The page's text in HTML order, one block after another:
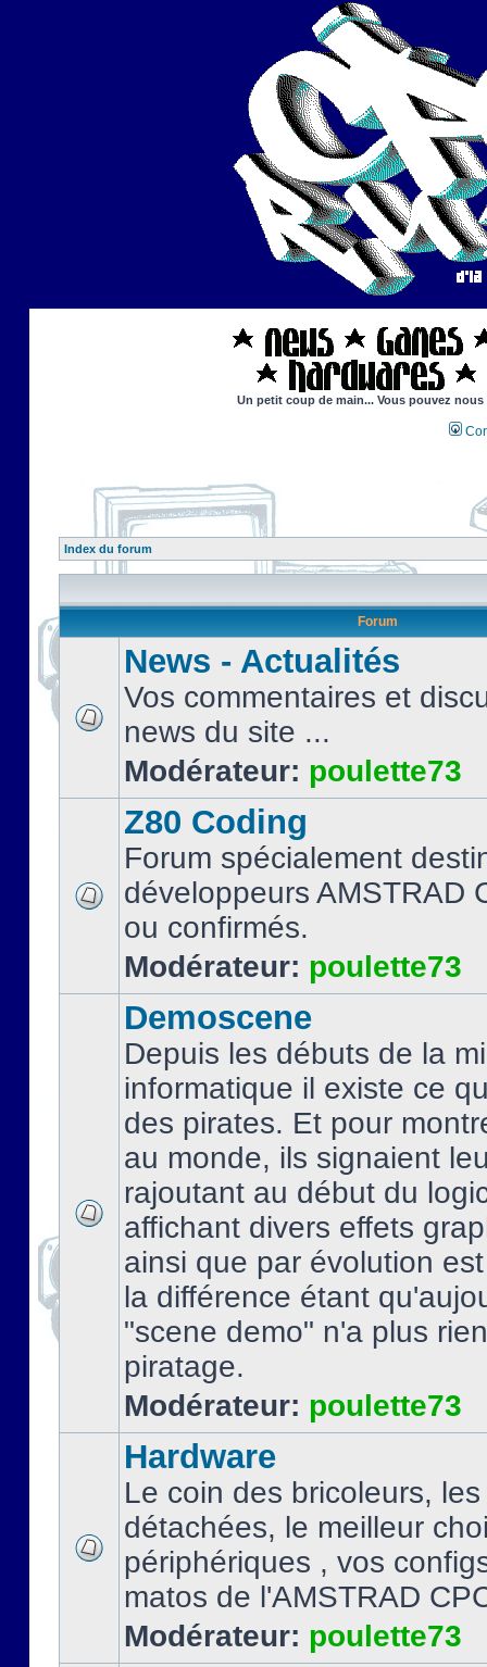
Un petit coup de main... Vous pouvez
Index du forum
Forum
News - Actualités
Vos commentaires et
news du site ...
Modérateur: poulette73
Z80 Coding
Forum spécialement
développeurs AMSTRAD
ou confirmés.
Modérateur: poulette73
Demoscene
Depuis les débuts de la
informatique il existe ce
des pirates. Et pour
au monde, ils signaient
rajoutant au début du
affichant divers effets
ainsi que par évolution
la différence étant
"scene demo" n'a plus
piratage.
Modérateur: poulette73
Hardware
Le coin des bricoleurs,
détachées, le meilleur
périphériques , vos
matos de l'AMSTRAD
Modérateur: poulette73